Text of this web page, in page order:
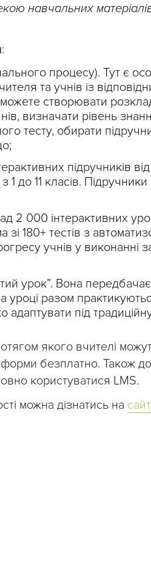
навчальних
:
процесу). Тут є
та учнів із
створювати
визначати рівень
тесту, обирати
підручників
1 до 11 класів.
2 000 інтерактивних
180+ тестів з
учнів у виконанні
урок”. Вона
разом
під
якого вчителі
безплатно. Також
користуватися LMS.
можна дізнатись на